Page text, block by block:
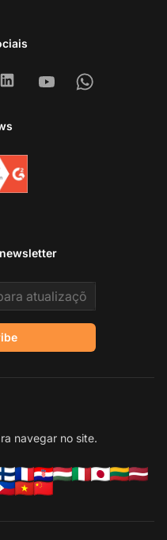
LinkedinYoutubeWhatsapp
navegar no site.